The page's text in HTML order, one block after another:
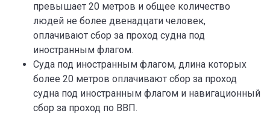
превышает 20 метров и общее количество
людей не более двенадцати человек,
оплачивают сбор за проход судна под
иностранным флагом.
Суда под иностранным флагом, длина которых
более 20 метров оплачивают сбор за проход
судна под иностранным флагом и навигационный
сбор за проход по ВВП.